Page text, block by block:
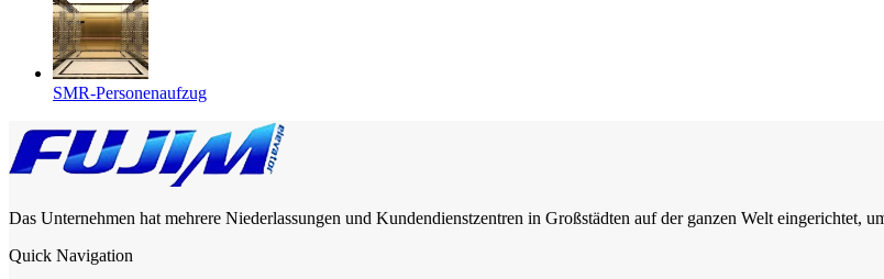
SMR-Personenaufzug
Das Unternehmen hat mehrere Niederlassungen und Kundendienstzentren in Großstädten auf der ganzen Welt eingerichtet,
Quick Navigation